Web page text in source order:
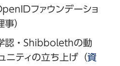
ファウンデーショ
事）
・Shibbolethの動
ニティの立ち上げ（資